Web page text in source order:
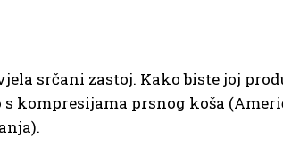
srčani zastoj. Kako biste joj
kompresijama prsnog koša